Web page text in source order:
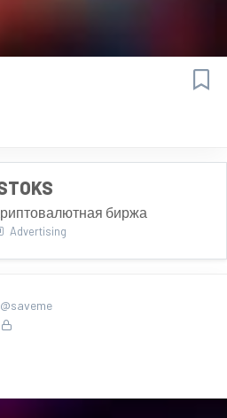
биржа
Advertising
@saveme